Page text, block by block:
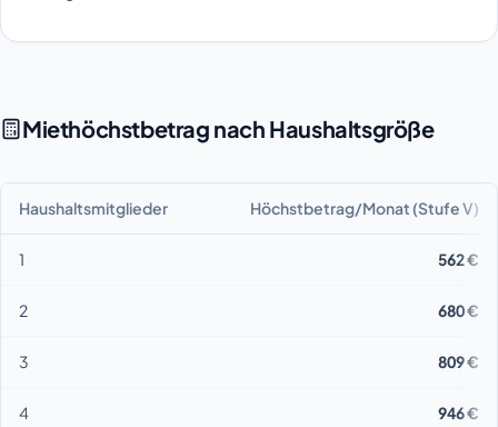
Miethöchstbetrag nach Haushaltsgröße
Haushaltsmitglieder Höchstbetrag/Monat (Stufe V)
1 562 €
2 680 €
3 809 €
4 946 €